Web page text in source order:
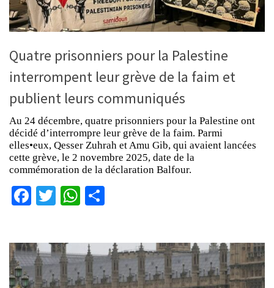
Quatre prisonniers pour la Palestine
interrompent leur grève de la faim et
publient leurs communiqués
Au 24 décembre, quatre prisonniers pour la Palestine ont
décidé d’interrompre leur grève de la faim. Parmi
elles•eux, Qesser Zuhrah et Amu Gib, qui avaient lancées
cette grève, le 2 novembre 2025, date de la
commémoration de la déclaration Balfour.
Facebook
TwitterWhatsApp